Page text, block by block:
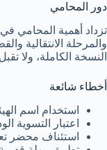
دور المحامي
تزداد أهمية المحامي
والمرحلة الانتقالية
النسخة الكاملة، ولا
أخطاء شائعة
استخدام اسم
اعتبار التسوية
استئناف محضر